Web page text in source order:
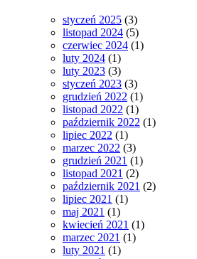
styczeń 2025 (3)
listopad 2024 (5)
czerwiec 2024 (1)
luty 2024 (1)
luty 2023 (3)
styczeń 2023 (3)
grudzień 2022 (1)
listopad 2022 (1)
październik 2022 (1)
lipiec 2022 (1)
marzec 2022 (3)
grudzień 2021 (1)
listopad 2021 (2)
październik 2021 (2)
lipiec 2021 (1)
maj 2021 (1)
kwiecień 2021 (1)
marzec 2021 (1)
luty 2021 (1)